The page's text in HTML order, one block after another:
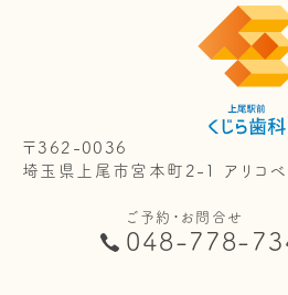
〒362-0036
埼玉県上尾市宮本町2-1 アリコ
ご予約・お問合せ
048-778-